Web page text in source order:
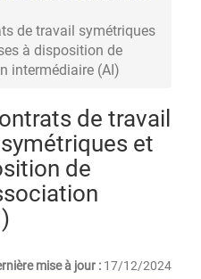
de travail symétriques
à disposition de
intermédiaire (AI)
de travail
et
de
mise à jour : 17/12/2024